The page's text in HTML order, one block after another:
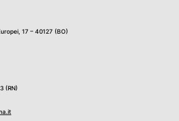
17 – 40127 (BO)
(RN)